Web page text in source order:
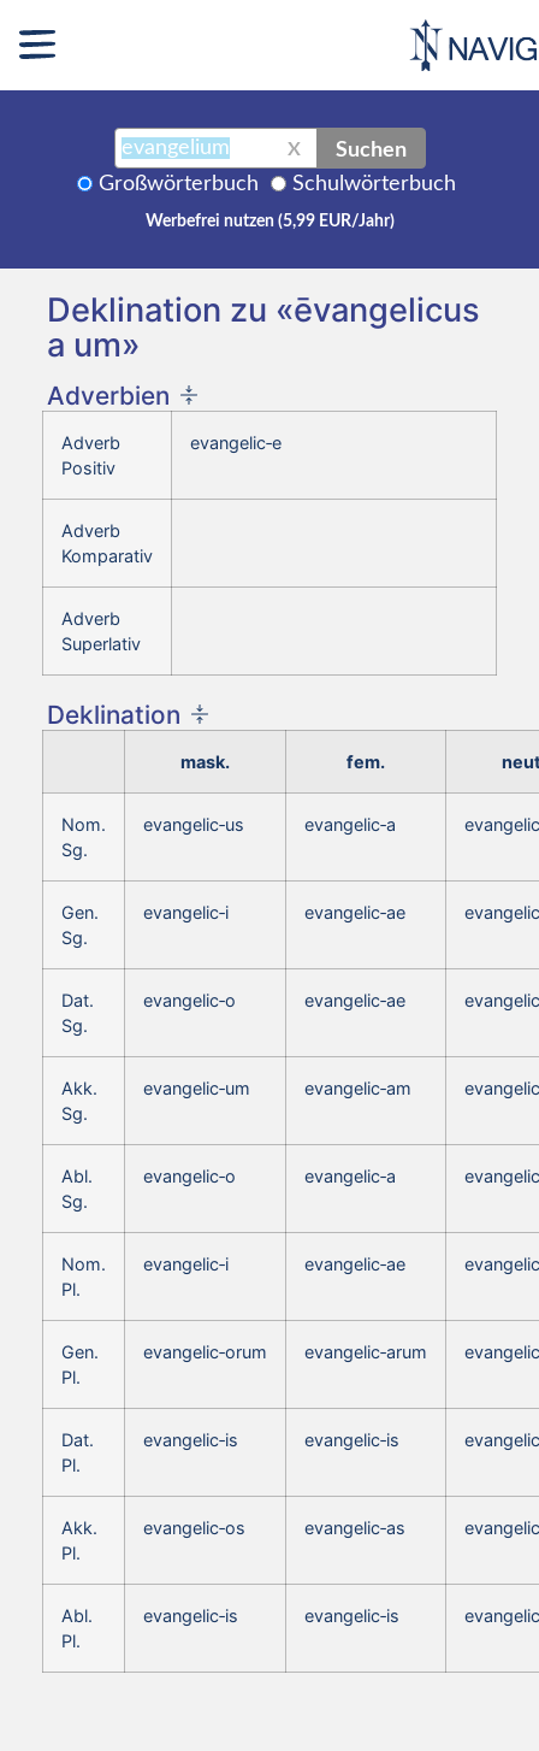
X Suchen
Großwörterbuch Schulwörterbuch
Werbefrei nutzen (5,99 EUR/Jahr)
Deklination zu «ēvangelicus
a um»
Adverbien
Adverb
Positiv
evangelic‑e
Adverb
Komparativ
Adverb
Superlativ
Deklination
mask. fem.
Nom.
Sg.
evangelic‑us evangelic‑a
Gen.
Sg.
evangelic‑i evangelic‑ae
Dat.
Sg.
evangelic‑o evangelic‑ae
Akk.
Sg.
evangelic‑um evangelic‑am
Abl.
Sg.
evangelic‑o evangelic‑a
Nom.
Pl.
evangelic‑i evangelic‑ae
Gen.
Pl.
evangelic‑orum evangelic‑arum
Dat.
Pl.
evangelic‑is evangelic‑is
Akk.
Pl.
evangelic‑os evangelic‑as
Abl.
Pl.
evangelic‑is evangelic‑is